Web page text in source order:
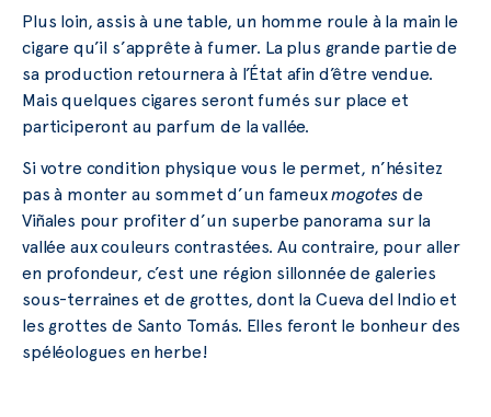
Plus loin, assis à une table, un homme roule à la main le
cigare qu’il s’apprête à fumer. La plus grande partie de
sa production retournera à l’État afin d’être vendue.
Mais quelques cigares seront fumés sur place et
participeront au parfum de la vallée.
Si votre condition physique vous le permet, n’hésitez
pas à monter au sommet d’un fameuxmogotesde
Viñales pour profiter d’un superbe panorama sur la
vallée aux couleurs contrastées. Au contraire, pour aller
en profondeur, c’est une région sillonnée de galeries
sous-terraines et de grottes, dont la Cueva del Indio et
les grottes de Santo Tomás. Elles feront le bonheur des
spéléologues en herbe!